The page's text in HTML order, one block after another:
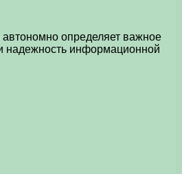
определяет важное
надежность информационной